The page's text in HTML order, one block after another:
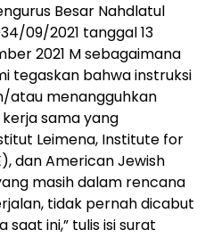
Besar Nahdlatul
09/2021 tanggal 13
2021 M sebagaimana
tegaskan bahwa instruksi
atau menangguhkan
sama yang
Leimena, Institute for
dan American Jewish
masih dalam rencana
tidak pernah dicabut
ini,” tulis isi surat